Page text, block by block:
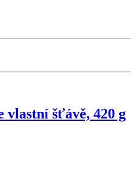
vlastní šťávě, 420 g